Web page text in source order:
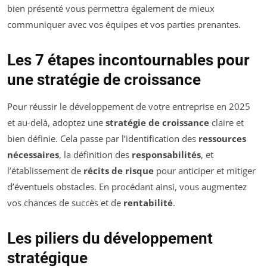
bien présenté vous permettra également de mieux
communiquer avec vos équipes et vos parties prenantes.
Les 7 étapes incontournables pour
une stratégie de croissance
Pour réussir le développement de votre entreprise en 2025
et au-delà, adoptez une stratégie de croissance claire et
bien définie. Cela passe par l’identification des ressources
nécessaires, la définition des responsabilités, et
l’établissement de récits de risque pour anticiper et mitiger
d’éventuels obstacles. En procédant ainsi, vous augmentez
vos chances de succès et de rentabilité.
Les piliers du développement
stratégique